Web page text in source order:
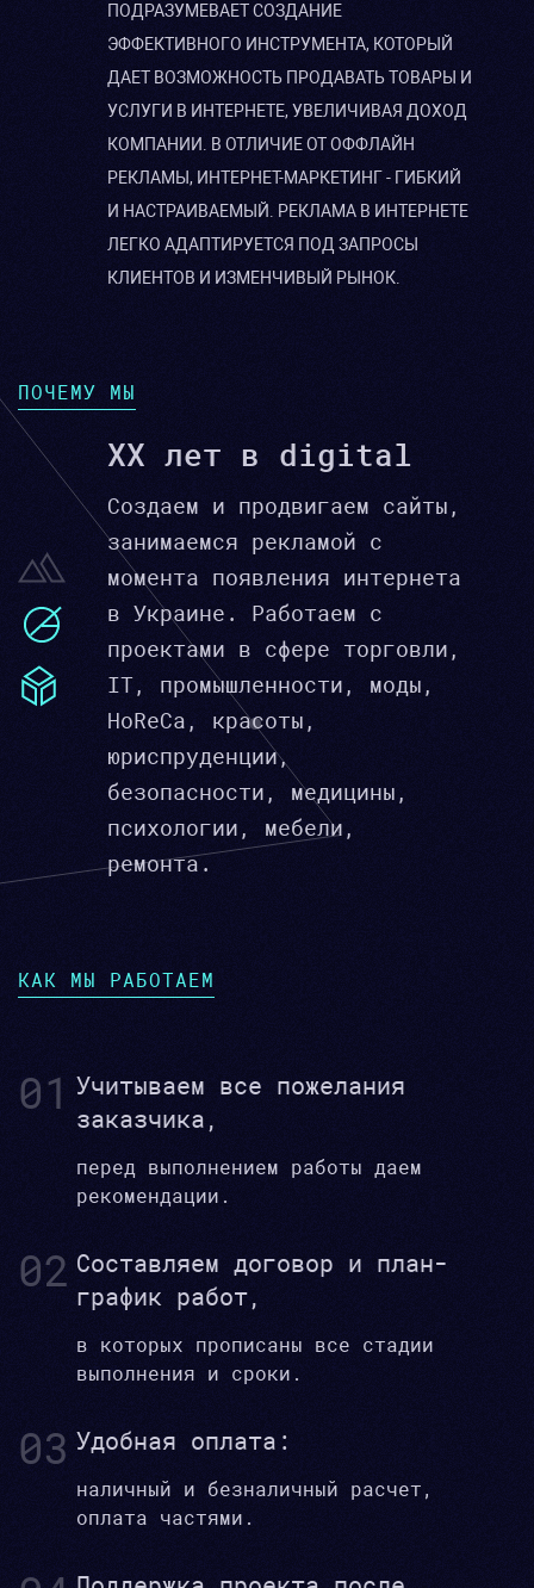
ПОДРАЗУМЕВАЕТ СОЗДАНИЕ
ЭФФЕКТИВНОГО ИНСТРУМЕНТА, КОТОРЫЙ
ДАЕТ ВОЗМОЖНОСТЬ ПРОДАВАТЬ ТОВАРЫ И
УСЛУГИ В ИНТЕРНЕТЕ, УВЕЛИЧИВАЯ ДОХОД
КОМПАНИИ. В ОТЛИЧИЕ ОТ ОФФЛАЙН
РЕКЛАМЫ, ИНТЕРНЕТ-МАРКЕТИНГ - ГИБКИЙ
И НАСТРАИВАЕМЫЙ. РЕКЛАМА В ИНТЕРНЕТЕ
ЛЕГКО АДАПТИРУЕТСЯ ПОД ЗАПРОСЫ
КЛИЕНТОВ И ИЗМЕНЧИВЫЙ РЫНОК.
ПОЧЕМУ МЫ
XX лет в digital
Создаем и продвигаем сайты,
занимаемся рекламой с
момента появления интернета
в Украине. Работаем с
проектами в сфере торговли,
IT, промышленности, моды,
HoReCa, красоты,
юриспруденции,
безопасности, медицины,
психологии, мебели,
ремонта.
КАК МЫ РАБОТАЕМ
01 Учитываем все пожелания
заказчика,
перед выполнением работы даем
рекомендации.
02 Составляем договор и план-
график работ,
в которых прописаны все стадии
выполнения и сроки.
03 Удобная оплата:
наличный и безналичный расчет,
оплата частями.